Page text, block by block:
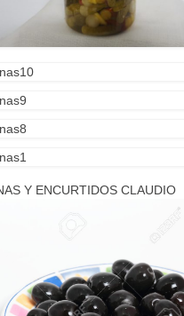
Y ENCURTIDOS CLAUDIO